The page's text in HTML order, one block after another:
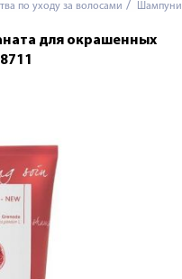
по уходу за волосами Шампуни
для окрашенных